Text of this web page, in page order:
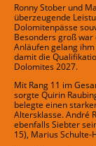
Ronny Stober und
überzeugende
Dolomitenpässe
Besonders groß
Anläufen gelang
damit die
Dolomites 2027.
Mit Rang 11 im
sorgte Quirin
belegte einen
Altersklasse. André
ebenfalls Siebter
15), Marius